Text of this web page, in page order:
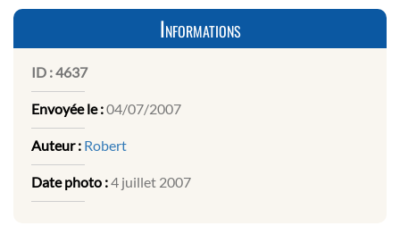
Informations
ID :4637
Envoyée le :04/07/2007
Auteur : Robert
Date photo :4 juillet 2007